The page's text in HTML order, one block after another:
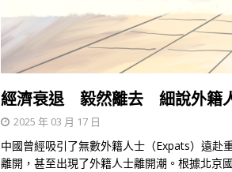
經濟衰退 毅然離去 細說外籍
2025 年 03 月 17 日
中國曾經吸引了無數外籍人士（Expats）遠赴
離開，甚至出現了外籍人士離開潮。根據北京